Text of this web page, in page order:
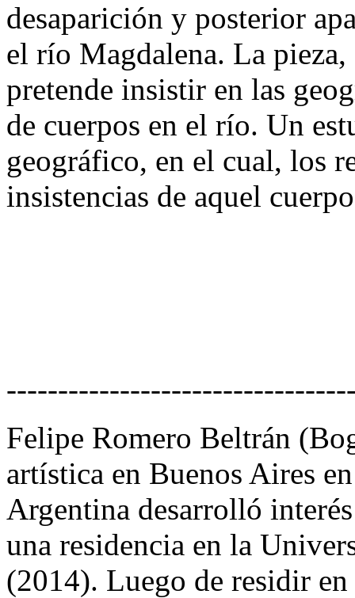
desaparición y posterior
el río Magdalena. La pieza,
pretende insistir en las
de cuerpos en el río. Un
geográfico, en el cual, los
insistencias de aquel
Felipe Romero Beltrán
artística en Buenos Aires
Argentina desarrolló
una residencia en la
(2014). Luego de residir